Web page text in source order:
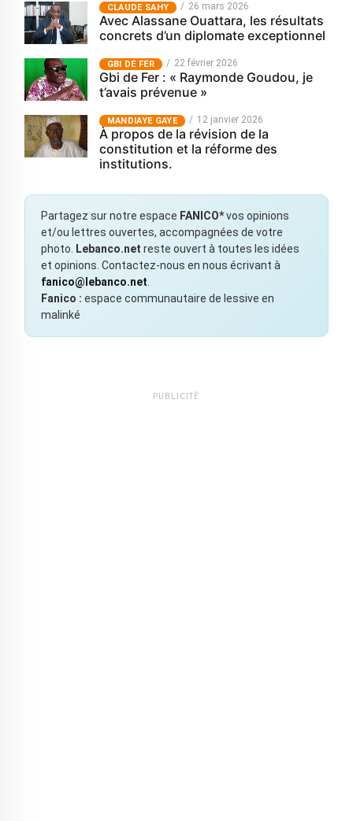
CLAUDE SAHY 26 mars 2026
Avec Alassane Ouattara, les résultats
concrets d’un diplomate exceptionnel
GBI DE FER 22 février 2026
Gbi de Fer : « Raymonde Goudou, je
t’avais prévenue »
MANDIAYE GAYE 12 janvier 2026
À propos de la révision de la
constitution et la réforme des
institutions.
Partagez sur notre espace FANICO*vos opinions
et/ou lettres ouvertes, accompagnées de votre
photo.
Lebanco.net reste ouvert à toutes les idées
et opinions. Contactez-nous en nous écrivant à
fanico@lebanco.net
Fanico : espace communautaire de lessive en
malinké
PUBLICITÉ